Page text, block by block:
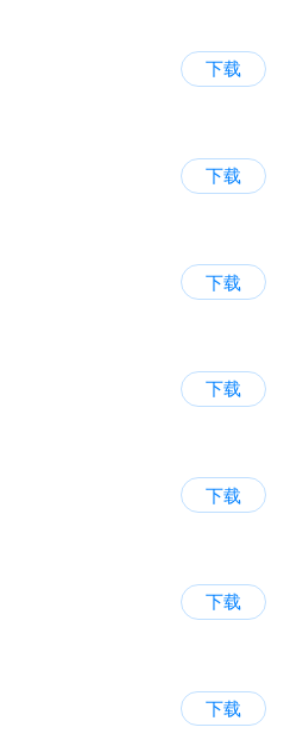
下载
下载
下载
下载
下载
下载
下载